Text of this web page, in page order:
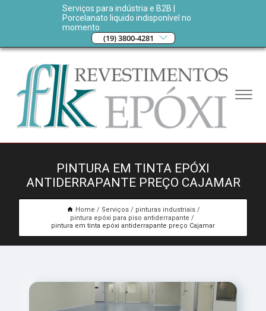
Serviços para indústria e B2B |
Porcelanato liquido indisponível no
momento
(19) 3800-4281
PINTURA EM TINTA EPÓXI
ANTIDERRAPANTE PREÇO CAJAMAR
Home Serviços
pinturas industriais
pintura epóxi para piso antiderrapante
pintura em tinta epóxi antiderrapante preço Cajamar